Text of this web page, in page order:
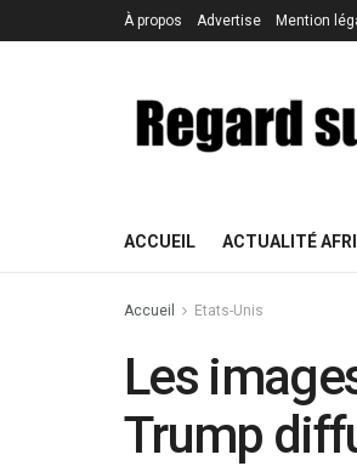
À propos Advertise Mention
ACCUEIL ACTUALITÉ
Accueil Etats-Unis
Les
Trump